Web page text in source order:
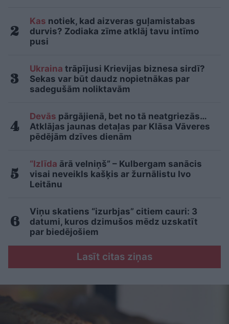
Kas notiek, kad aizveras guļamistabas
durvis? Zodiaka zīme atklāj tavu intīmo
pusi
Ukraina trāpījusi Krievijas biznesa sirdī?
Sekas var būt daudz nopietnākas par
sadegušām noliktavām
Devās pārgājienā, bet no tā neatgriezās…
Atklājas jaunas detaļas par Klāsa Vāveres
pēdējām dzīves dienām
“Izlīda ārā velniņš” – Kulbergam sanācis
visai neveikls kašķis ar žurnālistu Ivo
Leitānu
Viņu skatiens “izurbjas” citiem cauri: 3
datumi, kuros dzimušos mēdz uzskatīt
par biedējošiem
Lasīt citas ziņas